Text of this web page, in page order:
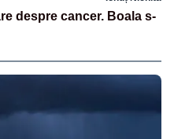
despre cancer. Boala s-